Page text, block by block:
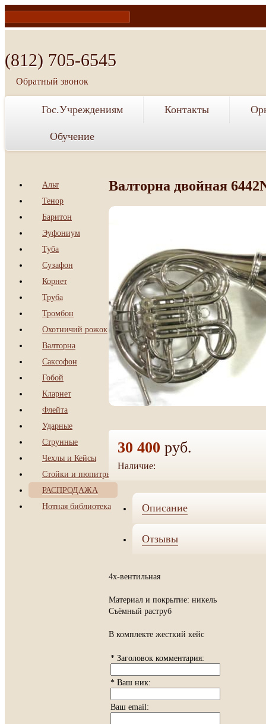
(812) 705-6545
Обратный звонок
Гос.Учреждениям Контакты
Обучение
Альт
Тенор
Баритон
Эуфониум
Туба
Сузафон
Корнет
Труба
Тромбон
Охотничий рожок
Валторна
Саксофон
Гобой
Кларнет
Флейта
Ударные
Струнные
Чехлы и Кейсы
Стойки и пюпитры
РАСПРОДАЖА
Нотная библиотека
Валторна двойная
30 400 руб.
Наличие:
Описание
Отзывы
4х-вентильная
Материал и покрытие: никель
Съёмный раструб
В комплекте жесткий кейс
* Заголовок комментария:
* Ваш ник:
Ваш email: